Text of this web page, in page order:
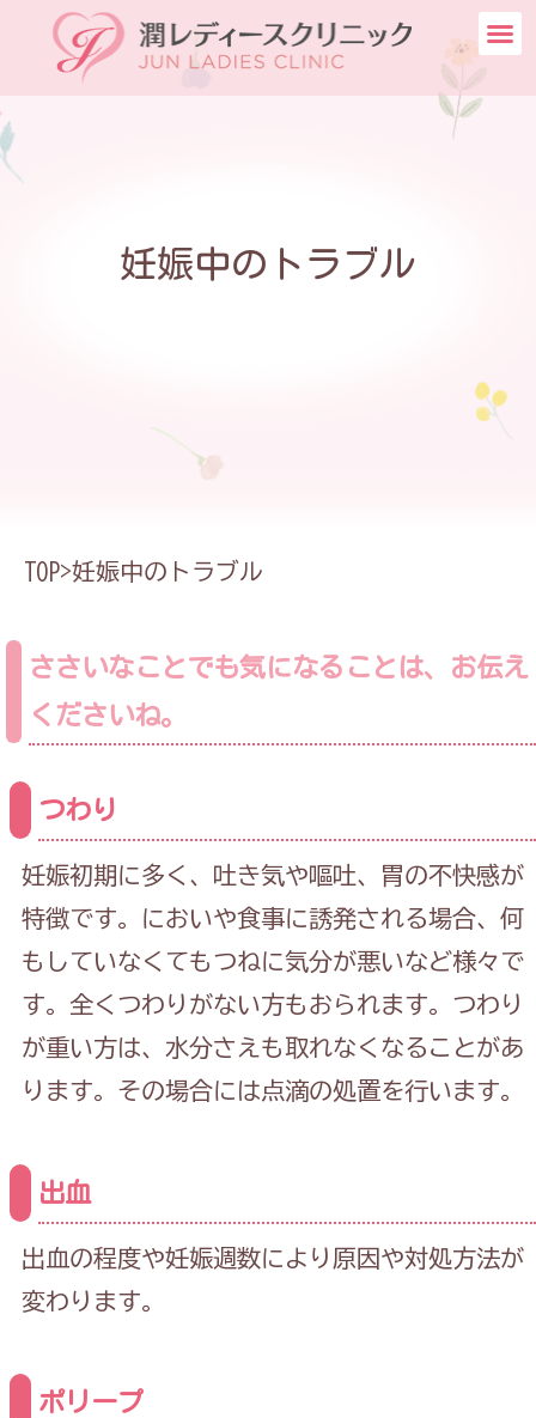
妊娠中のトラブル
TOP>妊娠中のトラブル
ささいなことでも気になることは、お伝え
くださいね。
つわり
妊娠初期に多く、吐き気や嘔吐、胃の不快感が
特徴です。においや食事に誘発される場合、何
もしていなくてもつねに気分が悪いなど様々で
す。全くつわりがない方もおられます。つわり
が重い方は、水分さえも取れなくなることがあ
ります。その場合には点滴の処置を行います。
出血
出血の程度や妊娠週数により原因や対処方法が
変わります。
ポリープ